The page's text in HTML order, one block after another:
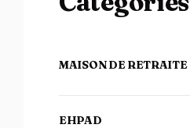
MAISON DE RETRAITE
EHPAD